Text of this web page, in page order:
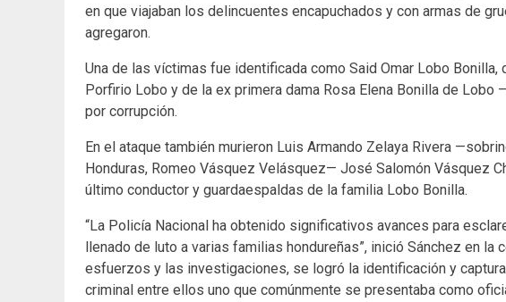
en que viajaban los delincuentes encapuchados y con armas de
agregaron.
Una de las víctimas fue identificada como Said Omar Lobo
Porfirio Lobo y de la ex primera dama Rosa Elena Bonilla de Lobo
por corrupción.
En el ataque también murieron Luis Armando Zelaya Rivera
Honduras, Romeo Vásquez Velásquez— José Salomón Vásquez
último conductor y guardaespaldas de la familia Lobo Bonilla.
“La Policía Nacional ha obtenido significativos avances para
llenado de luto a varias familias hondureñas”, inició Sánchez en la
esfuerzos y las investigaciones, se logró la identificación y
criminal entre ellos uno que comúnmente se presentaba como